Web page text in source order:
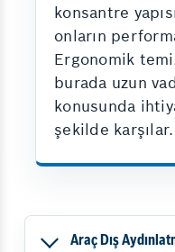
konsantre
onların
Ergonomik
burada uzun
konusunda
şekilde karşılar.
Araç Dış